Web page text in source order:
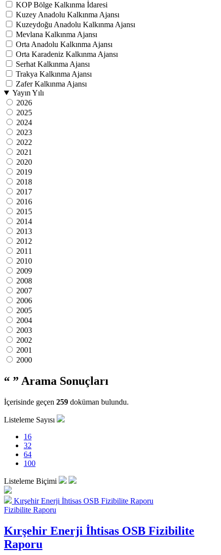
KOP Bölge Kalkınma İdaresi
Kuzey Anadolu Kalkınma Ajansı
Kuzeydoğu Anadolu Kalkınma Ajansı
Mevlana Kalkınma Ajansı
Orta Anadolu Kalkınma Ajansı
Orta Karadeniz Kalkınma Ajansı
Serhat Kalkınma Ajansı
Trakya Kalkınma Ajansı
Zafer Kalkınma Ajansı
Yayın Yılı
2026
2025
2024
2023
2022
2021
2020
2019
2018
2017
2016
2015
2014
2013
2012
2011
2010
2009
2008
2007
2006
2005
2004
2003
2002
2001
2000
“ ” Arama Sonuçları
İçerisinde geçen 259 doküman bulundu.
Listeleme Sayısı
16
32
64
100
Listeleme Biçimi
Kırşehir Enerji İhtisas OSB Fizibilite Raporu
Fizibilite Raporu
Kırşehir Enerji İhtisas OSB Fizibilite
Raporu